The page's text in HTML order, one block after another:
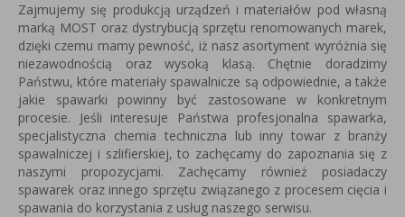
Zajmujemy się produkcją urządzeń i materiałów pod własną
marką MOST oraz dystrybucją sprzętu renomowanych marek,
dzięki czemu mamy pewność, iż nasz asortyment wyróżnia się
niezawodnością oraz wysoką klasą. Chętnie doradzimy
Państwu, które materiały spawalnicze są odpowiednie, a także
jakie spawarki powinny być zastosowane w konkretnym
procesie. Jeśli interesuje Państwa profesjonalna spawarka,
specjalistyczna chemia techniczna lub inny towar z branży
spawalniczej i szlifierskiej, to zachęcamy do zapoznania się z
naszymi propozycjami. Zachęcamy również posiadaczy
spawarek oraz innego sprzętu związanego z procesem cięcia i
spawania do korzystania z usług naszego serwisu.